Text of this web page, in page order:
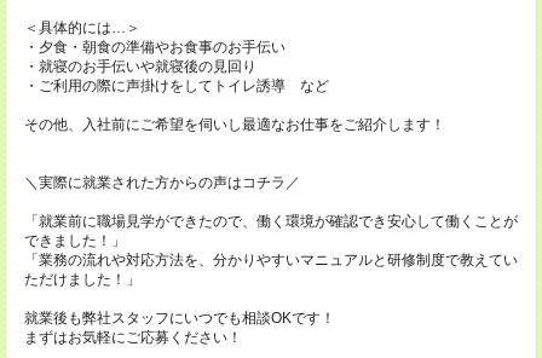
＜具体的には…＞
・夕食・朝食の準備やお食事のお手伝い
・就寝のお手伝いや就寝後の見回り
・ご利用の際に声掛けをしてトイレ誘導 など
その他、入社前にご希望を伺いし最適なお仕事をご紹介します！
＼実際に就業された方からの声はコチラ／
「就業前に職場見学ができたので、働く環境が確認でき安心して働くことが
できました！」
「業務の流れや対応方法を、分かりやすいマニュアルと研修制度で教えてい
ただけました！」
就業後も弊社スタッフにいつでも相談OKです！
まずはお気軽にご応募ください！